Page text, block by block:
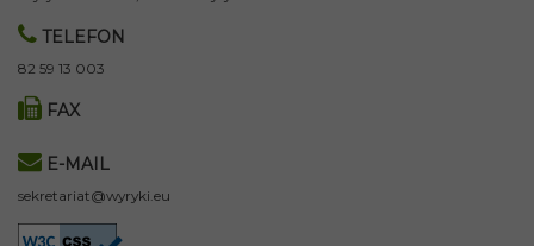
TELEFON
82 59 13 003
FAX
E-MAIL
sekretariat@wyryki.eu